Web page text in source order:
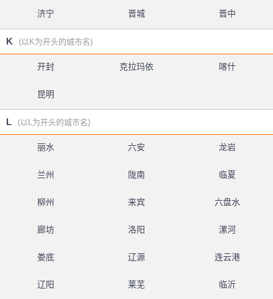
济宁 晋城 晋中
K (以K为开头的城市名)
开封 克拉玛依 喀什
昆明
L (以L为开头的城市名)
丽水 六安 龙岩
兰州 陇南 临夏
柳州 来宾 六盘水
廊坊 洛阳 漯河
娄底 辽源 连云港
辽阳 莱芜 临沂